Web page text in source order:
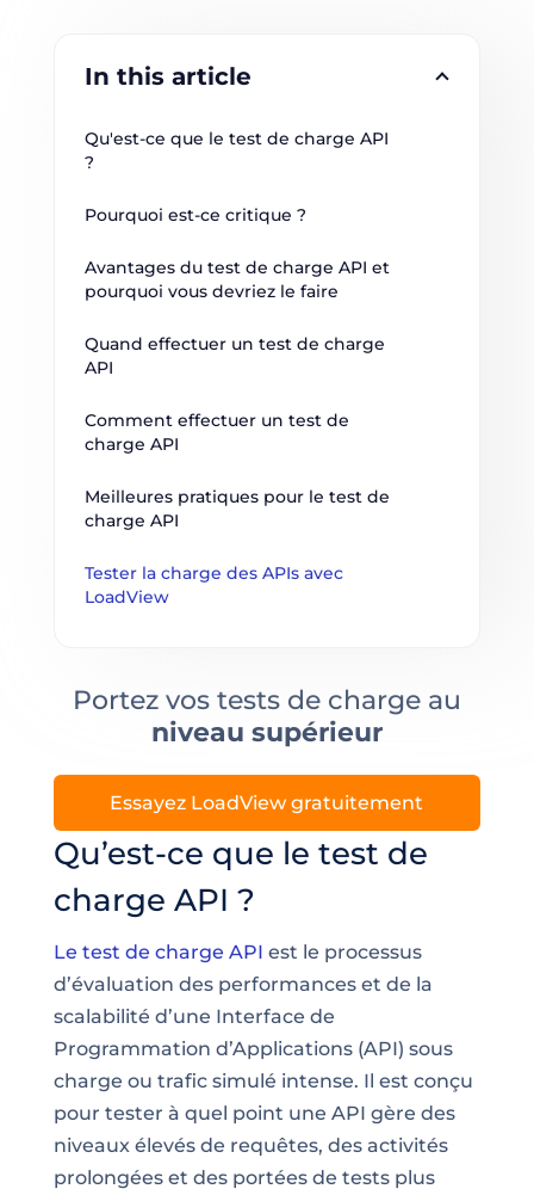
Qu’est-ce que le test de
charge API ?
Le test de charge API est le processus
d’évaluation des performances et de la
scalabilité d’une Interface de
Programmation d’Applications (API) sous
charge ou trafic simulé intense. Il est conçu
pour tester à quel point une API gère des
niveaux élevés de requêtes, des activités
prolongées et des portées de tests plus
In this article
Qu'est-ce que le test de charge API
?
Pourquoi est-ce critique ?
Avantages du test de charge API et
pourquoi vous devriez le faire
Quand effectuer un test de charge
API
Comment effectuer un test de
charge API
Meilleures pratiques pour le test de
charge API
Tester la charge des APIs avec
LoadView
Portez vos tests de charge au
niveau supérieur
Essayez LoadView gratuitement